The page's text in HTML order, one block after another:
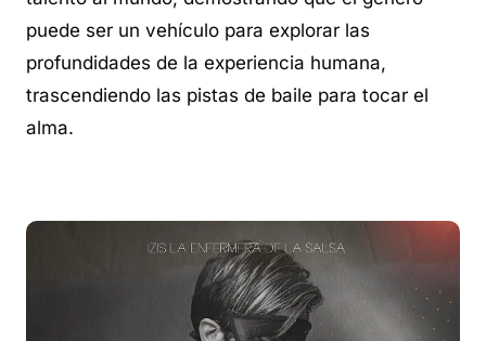
puede ser un vehículo para explorar las
profundidades de la experiencia humana,
trascendiendo las pistas de baile para tocar el
alma.